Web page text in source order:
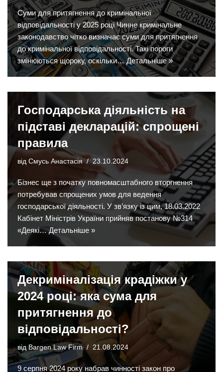
Суми для притягнення до кримінальної
відповідальності у 2025 році Чинне кримінальне
законодавство чітко визначає суми для притягнення
до кримінальної відповідальності. Такі пороги
змінюються щороку, оскільки…Детальніше »
Господарська діяльність на
підставі декларацій: спрощені
правила
від Смусь Анастасія 23.10.2024
Бізнес ще з початку повномасштабного вторгнення
потребував спрощених умов для ведення
господарської діяльності. У зв’язку із цим, 18.03.2022
Кабінет Міністрів України прийняв постанову №314
«Деякі…Детальніше »
Декриміналізація крадіжки у
2024 році: яка сума для
притягнення до
відповідальності?
відBargen Law Firm 21.08.2024
9 серпня 2024 року набрав чинності закон про